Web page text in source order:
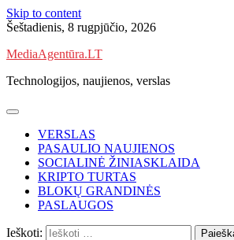
Skip to content
Šeštadienis, 8 rugpjūčio, 2026
MediaAgentūra.LT
Technologijos, naujienos, verslas
VERSLAS
PASAULIO NAUJIENOS
SOCIALINĖ ŽINIASKLAIDA
KRIPTO TURTAS
BLOKŲ GRANDINĖS
PASLAUGOS
Ieškoti: